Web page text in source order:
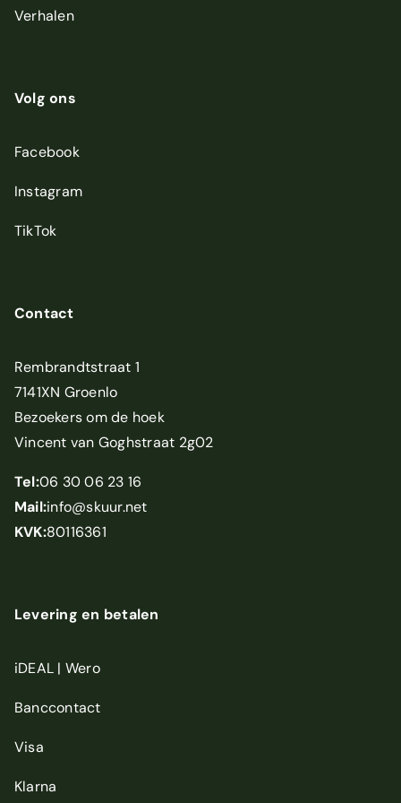
Verhalen
Volg ons
Facebook
Instagram
TikTok
Contact
Rembrandtstraat 1
7141XN Groenlo
Bezoekers om de hoek
Vincent van Goghstraat 2g02
Tel:06 30 06 23 16
Mail:info@skuur.net
KVK:80116361
Levering en betalen
iDEAL | Wero
Banccontact
Visa
Klarna